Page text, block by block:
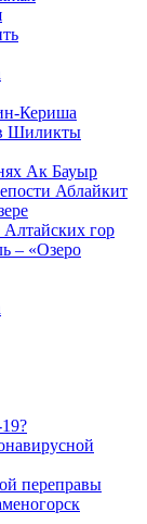
Кериша
Шиликты
Ак Бауыр
Аблайкит
Алтайских гор
– «Озеро
переправы